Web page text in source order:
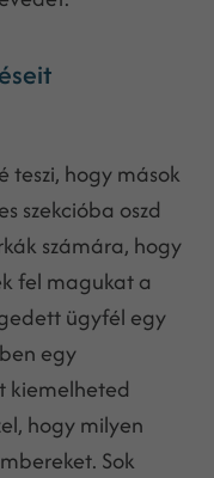
teszi, hogy mások
szekcióba oszd
számára, hogy
fel magukat a
ügyfél egy
egy
kiemelheted
hogy milyen
Sok